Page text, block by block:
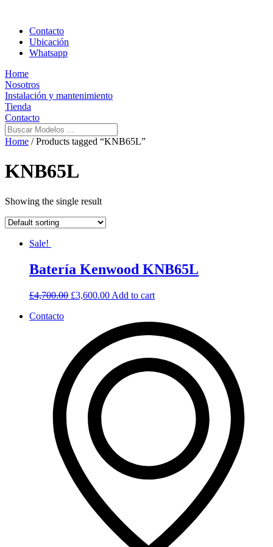
Contacto
Ubicación
Whatsapp
Home
Nosotros
Instalación y mantenimiento
Tienda
Contacto
Home / Products tagged “KNB65L”
KNB65L
Showing the single result
Sale!
Batería Kenwood KNB65L
£4,700.00 £3,600.00 Add to cart
Contacto